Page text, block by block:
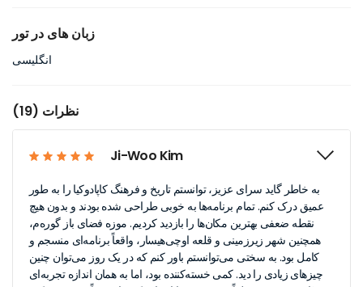
زبان های در تور
انگلیسی
نظرات (19)
Ji-Woo Kim
به خاطر گاید سرای عزیز، توانستم تاریخ و فرهنگ کاپادوکیا را به طور
عمیق درک کنم. تمام برنامه‌ها به خوبی طراحی شده بودند و بدون هیچ
نقطه ضعفی بهترین مکان‌ها را بازدید کردیم. موزه فضای باز گوره‌م،
همچنین شهر زیرزمینی و قلعه اوچی‌هیسار، واقعاً برنامه‌ای منسجم و
کامل بود. به سختی می‌توانستم باور کنم که در یک روز می‌توان چنین
چیزهای زیادی را دید. کمی خسته‌کننده بود، اما به همان اندازه تجربه‌ای